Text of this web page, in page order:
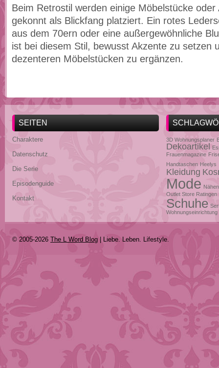
Beim Retrostil werden einige Möbelstücke oder
gekonnt als Blickfang platziert. Ein rotes
aus dem 70ern oder eine außergewöhnliche
ist bei diesem Stil, bewusst Akzente zu setzen
dezenteren Möbelstücken zu ergänzen.
SEITEN
Charaktere
Datenschutz
Die Serie
Episodenguide
Kontakt
3D Wohnungsplaner
Dekoartikel
Frauenmagazine
Handtaschen Heelys
Kleidung
Mode Nähen
Outlet Store Ratingen
Schuhe
Wohnungseinrichtung
© 2005-2026 The L Word Blog | Liebe. Leben. Lifestyle.